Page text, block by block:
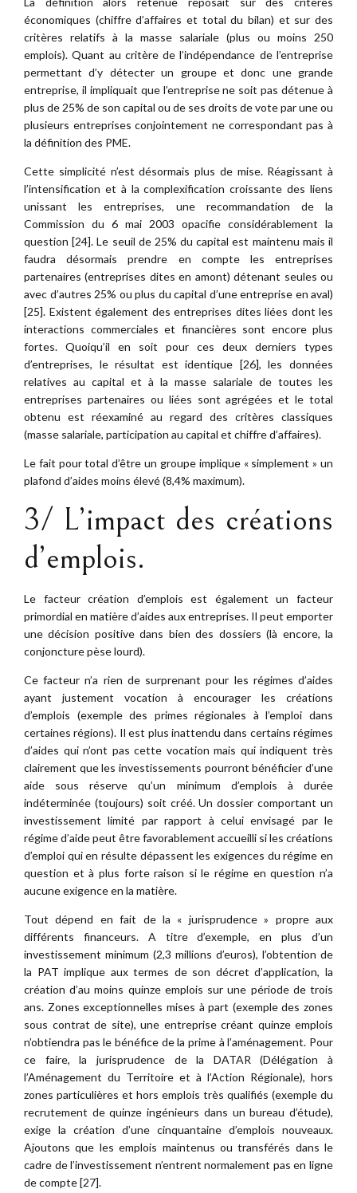
économiques (chiffre d’affaires et total du bilan) et sur des
critères relatifs à la masse salariale (plus ou moins 250
emplois). Quant au critère de l’indépendance de l’entreprise
permettant d’y détecter un groupe et donc une grande
entreprise, il impliquait que l’entreprise ne soit pas détenue à
plus de 25% de son capital ou de ses droits de vote par une ou
plusieurs entreprises conjointement ne correspondant pas à
la définition des PME.
Cette simplicité n’est désormais plus de mise. Réagissant à
l’intensification et à la complexification croissante des liens
unissant les entreprises, une recommandation de la
Commission du 6 mai 2003 opacifie considérablement la
question [24]. Le seuil de 25% du capital est maintenu mais il
faudra désormais prendre en compte les entreprises
partenaires (entreprises dites en amont) détenant seules ou
avec d’autres 25% ou plus du capital d’une entreprise en aval)
[25]. Existent également des entreprises dites liées dont les
interactions commerciales et financières sont encore plus
fortes. Quoiqu’il en soit pour ces deux derniers types
d’entreprises, le résultat est identique [26], les données
relatives au capital et à la masse salariale de toutes les
entreprises partenaires ou liées sont agrégées et le total
obtenu est réexaminé au regard des critères classiques
(masse salariale, participation au capital et chiffre d’affaires).
Le fait pour total d’être un groupe implique « simplement » un
plafond d’aides moins élevé (8,4% maximum).
3/ L’impact des créations
d’emplois.
Le facteur création d’emplois est également un facteur
primordial en matière d’aides aux entreprises. Il peut emporter
une décision positive dans bien des dossiers (là encore, la
conjoncture pèse lourd).
Ce facteur n’a rien de surprenant pour les régimes d’aides
ayant justement vocation à encourager les créations
d’emplois (exemple des primes régionales à l’emploi dans
certaines régions). Il est plus inattendu dans certains régimes
d’aides qui n’ont pas cette vocation mais qui indiquent très
clairement que les investissements pourront bénéficier d’une
aide sous réserve qu’un minimum d’emplois à durée
indéterminée (toujours) soit créé. Un dossier comportant un
investissement limité par rapport à celui envisagé par le
régime d’aide peut être favorablement accueilli si les créations
d’emploi qui en résulte dépassent les exigences du régime en
question et à plus forte raison si le régime en question n’a
aucune exigence en la matière.
Tout dépend en fait de la « jurisprudence » propre aux
différents financeurs. A titre d’exemple, en plus d’un
investissement minimum (2,3 millions d’euros), l’obtention de
la PAT implique aux termes de son décret d’application, la
création d’au moins quinze emplois sur une période de trois
ans. Zones exceptionnelles mises à part (exemple des zones
sous contrat de site), une entreprise créant quinze emplois
n’obtiendra pas le bénéfice de la prime à l’aménagement. Pour
ce faire, la jurisprudence de la DATAR (Délégation à
l’Aménagement du Territoire et à l’Action Régionale), hors
zones particulières et hors emplois très qualifiés (exemple du
recrutement de quinze ingénieurs dans un bureau d’étude),
exige la création d’une cinquantaine d’emplois nouveaux.
Ajoutons que les emplois maintenus ou transférés dans le
cadre de l’investissement n’entrent normalement pas en ligne
de compte [27].